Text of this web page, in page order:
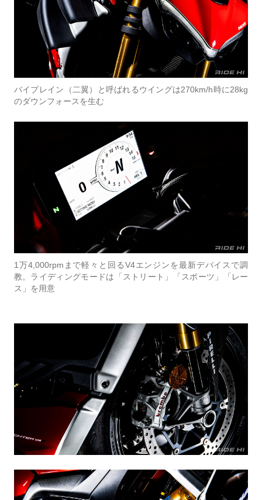
バイプレイン（二翼）と呼ばれるウイングは270km/h時に28kg
のダウンフォースを生む
1万4,000rpmまで軽々と回るV4エンジンを最新デバイスで調
教。ライディングモードは「ストリート」「スポーツ」「レー
ス」を用意